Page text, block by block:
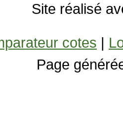
Site réalisé
cotes |
Page